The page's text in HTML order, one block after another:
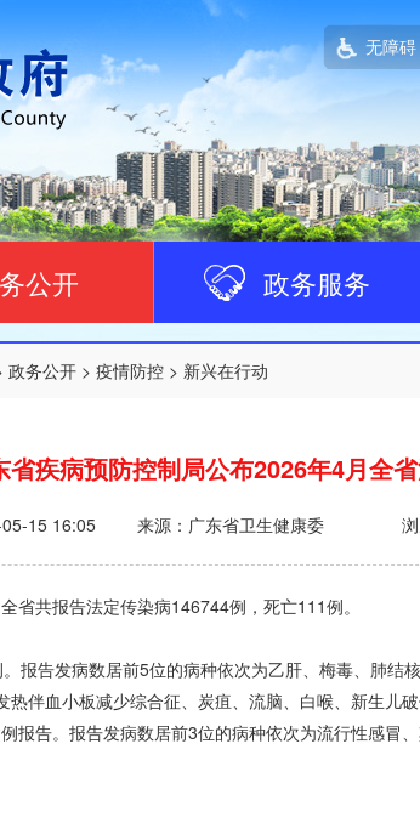
无障碍
公开 政务服务
政务公开 > 疫情防控 > 新兴在行动
省疾病预防控制局公布2026年4月全
15 16:05 来源：广东省卫生健康委
共报告法定传染病146744例，死亡111例。
告发病数居前5位的病种依次为乙肝、梅毒、肺结
伴血小板减少综合征、炭疽、流脑、白喉、新生儿
告。报告发病数居前3位的病种依次为流行性感冒